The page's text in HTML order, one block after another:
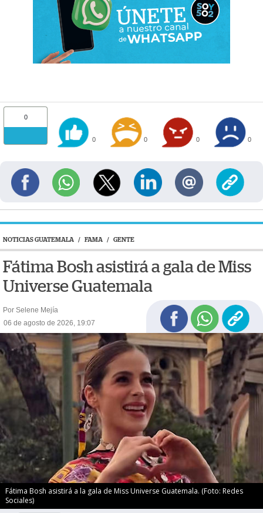
0
0 0 0 0
NOTICIAS GUATEMALA / FAMA / GENTE
Fátima Bosh asistirá a gala de Miss
Universe Guatemala
Por Selene Mejía
06 de agosto de 2026, 19:07
Fátima Bosh asistirá a la gala de Miss Universe Guatemala. (Foto: Redes
Sociales)